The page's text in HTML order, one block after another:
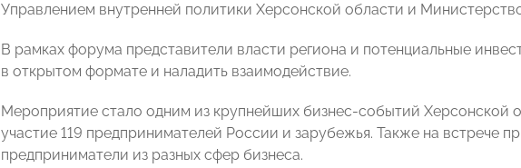
Управлением внутренней политики Херсонской области и
В рамках форума представители власти региона и потенциальные
в открытом формате и наладить взаимодействие.
Мероприятие стало одним из крупнейших бизнес-событий Херсонской
участие 119 предпринимателей России и зарубежья. Также на встрече
предприниматели из разных сфер бизнеса.